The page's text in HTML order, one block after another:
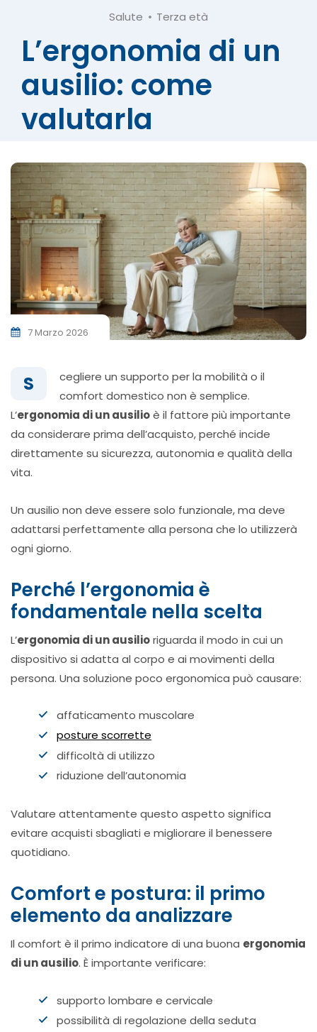
Salute Terza età
L’ergonomia di un
ausilio: come
valutarla
7 Marzo 2026
S
cegliere un supporto per la mobilità o il
comfort domestico non è semplice.
L’ergonomia di un ausilioè il fattore più importante
da considerare prima dell’acquisto, perché incide
direttamente su sicurezza, autonomia e qualità della
vita.
Un ausilio non deve essere solo funzionale, ma deve
adattarsi perfettamente alla persona che lo utilizzerà
ogni giorno.
Perché l’ergonomia è
fondamentale nella scelta
L’ergonomia di un ausilioriguarda il modo in cui un
dispositivo si adatta al corpo e ai movimenti della
persona. Una soluzione poco ergonomica può causare:
affaticamento muscolare
posture scorrette
difficoltà di utilizzo
riduzione dell’autonomia
Valutare attentamente questo aspetto significa
evitare acquisti sbagliati e migliorare il benessere
quotidiano.
Comfort e postura: il primo
elemento da analizzare
Il comfort è il primo indicatore di una buona ergonomia
di un ausilio. È importante verificare:
supporto lombare e cervicale
possibilità di regolazione della seduta